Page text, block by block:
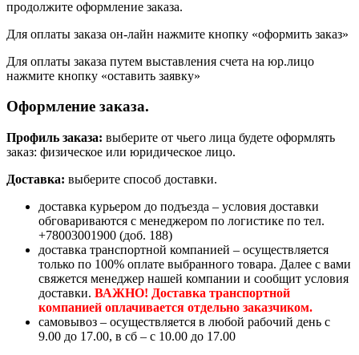
продолжите оформление заказа.
Для оплаты заказа он-лайн нажмите кнопку «оформить заказ»
Для оплаты заказа путем выставления счета на юр.лицо
нажмите кнопку «оставить заявку»
Оформление заказа.
Профиль заказа: выберите от чьего лица будете оформлять
заказ: физическое или юридическое лицо.
Доставка: выберите способ доставки.
доставка курьером до подъезда – условия доставки
обговариваются с менеджером по логистике по тел.
+78003001900 (доб. 188)
доставка транспортной компанией – осуществляется
только по 100% оплате выбранного товара. Далее с вами
свяжется менеджер нашей компании и сообщит условия
доставки. ВАЖНО! Доставка транспортной
компанией оплачивается отдельно заказчиком.
самовывоз – осуществляется в любой рабочий день с
9.00 до 17.00, в сб – с 10.00 до 17.00